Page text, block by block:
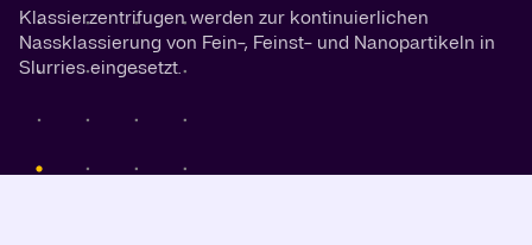
Klassierzentrifugen werden zur kontinuierlichen
Nassklassierung von Fein-, Feinst- und Nanopartikeln in
Slurries eingesetzt.